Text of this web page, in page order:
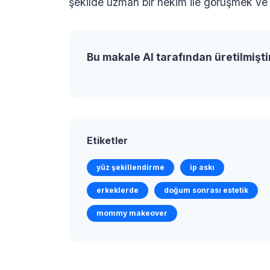
Bu makale AI tarafından
Etiketler
yüz şekillendirme ip askı
erkeklerde doğum sonrası estetik
mommy makeover